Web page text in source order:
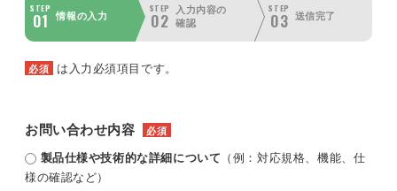
STEP
01 情報の入力
STEP
02
入力内容の
確認
STEP
03 送信完了
必須 は入力必須項目です。
お問い合わせ内容 必須
製品仕様や技術的な詳細について （例：対応規格、機能、仕
様の確認など）